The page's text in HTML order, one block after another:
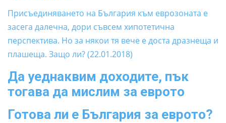
Присъединяването на България към еврозоната е
засега далечна, дори съвсем хипотетична
перспектива. Но за някои тя вече е доста дразнеща и
плашеща. Защо ли? (22.01.2018)
Да уеднаквим доходите, пък
тогава да мислим за еврото
Готова ли е България за еврото?